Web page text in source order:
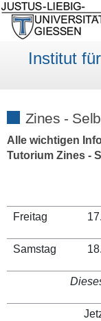
Institut
Zines -
Alle wichtigen
Tutorium Zines -
Freitag
Samstag